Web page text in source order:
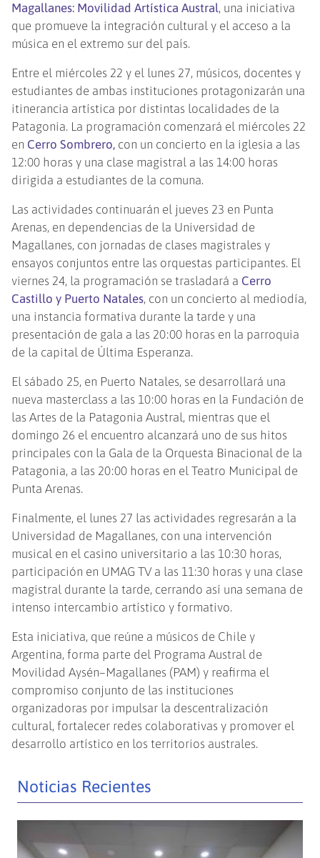
Magallanes: Movilidad Artística Austral, una iniciativa
que promueve la integración cultural y el acceso a la
música en el extremo sur del país.
Entre el miércoles 22 y el lunes 27, músicos, docentes y
estudiantes de ambas instituciones protagonizarán una
itinerancia artística por distintas localidades de la
Patagonia. La programación comenzará el miércoles 22
en Cerro Sombrero, con un concierto en la iglesia a las
12:00 horas y una clase magistral a las 14:00 horas
dirigida a estudiantes de la comuna.
Las actividades continuarán el jueves 23 en Punta
Arenas, en dependencias de la Universidad de
Magallanes, con jornadas de clases magistrales y
ensayos conjuntos entre las orquestas participantes. El
viernes 24, la programación se trasladará a Cerro
Castillo y Puerto Natales, con un concierto al mediodía,
una instancia formativa durante la tarde y una
presentación de gala a las 20:00 horas en la parroquia
de la capital de Última Esperanza.
El sábado 25, en Puerto Natales, se desarrollará una
nueva masterclass a las 10:00 horas en la Fundación de
las Artes de la Patagonia Austral, mientras que el
domingo 26 el encuentro alcanzará uno de sus hitos
principales con la Gala de la Orquesta Binacional de la
Patagonia, a las 20:00 horas en el Teatro Municipal de
Punta Arenas.
Finalmente, el lunes 27 las actividades regresarán a la
Universidad de Magallanes, con una intervención
musical en el casino universitario a las 10:30 horas,
participación en UMAG TV a las 11:30 horas y una clase
magistral durante la tarde, cerrando así una semana de
intenso intercambio artístico y formativo.
Esta iniciativa, que reúne a músicos de Chile y
Argentina, forma parte del Programa Austral de
Movilidad Aysén–Magallanes (PAM) y reafirma el
compromiso conjunto de las instituciones
organizadoras por impulsar la descentralización
cultural, fortalecer redes colaborativas y promover el
desarrollo artístico en los territorios australes.
Noticias Recientes